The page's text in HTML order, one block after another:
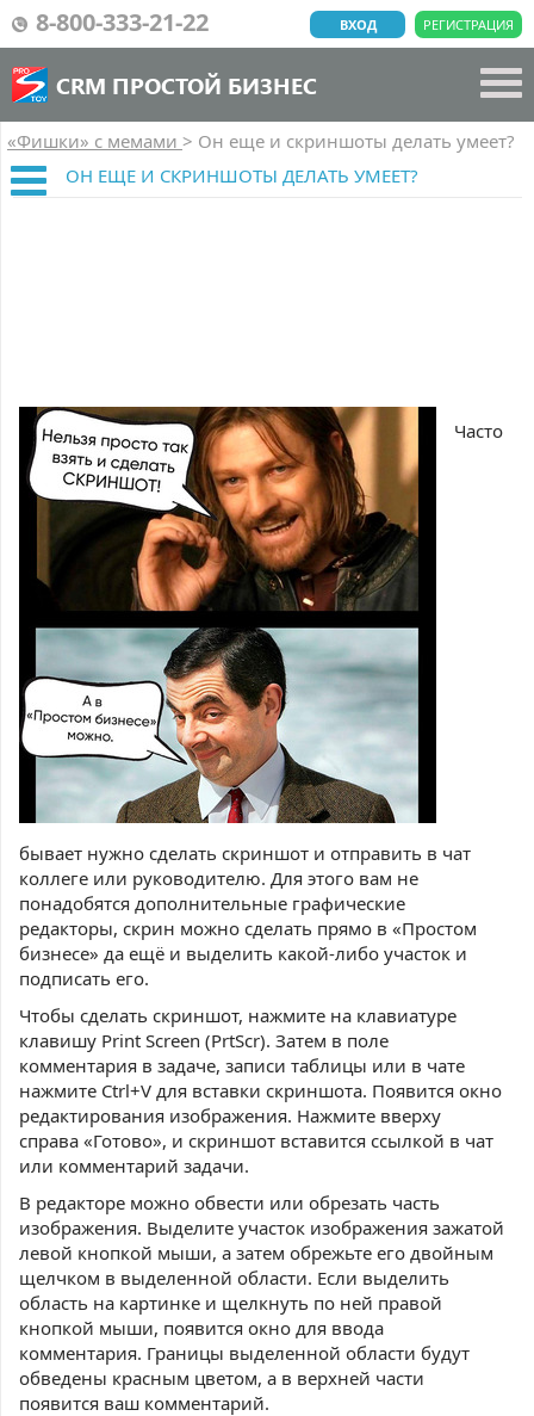
8-800-333-21-22 РЕГИСТРАЦИЯ
ВХОД
CRM ПРОСТОЙ БИЗНЕС
«Фишки» с мемами > Он еще и скриншоты делать умеет?
ОН ЕЩЕ И СКРИНШОТЫ ДЕЛАТЬ УМЕЕТ?
Часто
бывает нужно сделать скриншот и отправить в чат
коллеге или руководителю. Для этого вам не
понадобятся дополнительные графические
редакторы, скрин можно сделать прямо в «Простом
бизнесе» да ещё и выделить какой-либо участок и
подписать его.
Чтобы сделать скриншот, нажмите на клавиатуре
клавишу Print Screen (PrtScr). Затем в поле
комментария в задаче, записи таблицы или в чате
нажмите Ctrl+V для вставки скриншота. Появится окно
редактирования изображения. Нажмите вверху
справа «Готово», и скриншот вставится ссылкой в чат
или комментарий задачи.
В редакторе можно обвести или обрезать часть
изображения. Выделите участок изображения зажатой
левой кнопкой мыши, а затем обрежьте его двойным
щелчком в выделенной области. Если выделить
область на картинке и щелкнуть по ней правой
кнопкой мыши, появится окно для ввода
комментария. Границы выделенной области будут
обведены красным цветом, а в верхней части
появится ваш комментарий.